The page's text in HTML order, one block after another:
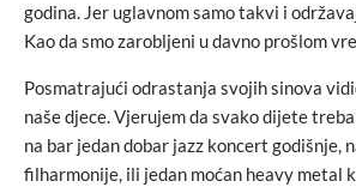
godina. Jer uglavnom samo takvi i
Kao da smo zarobljeni u davno prošlom
Posmatrajući odrastanja svojih sinova
naše djece. Vjerujem da svako dijete
na bar jedan dobar jazz koncert godišnje,
filharmonije, ili jedan moćan heavy metal